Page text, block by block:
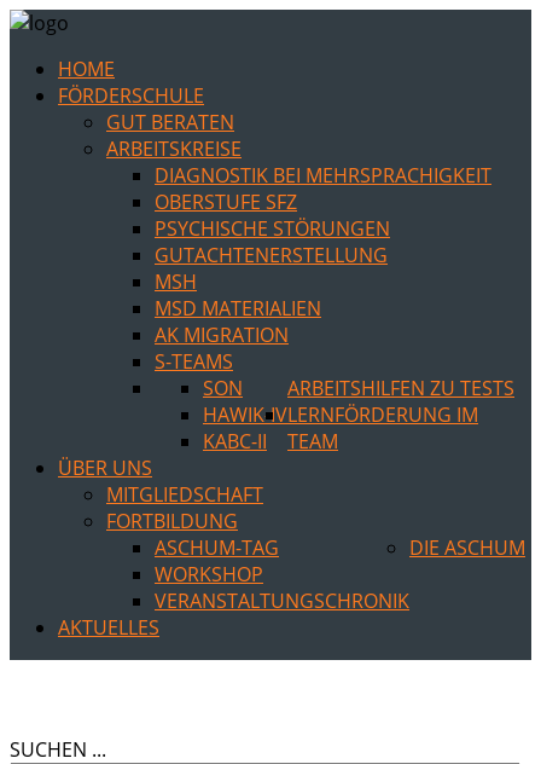
HOME
FÖRDERSCHULE
GUT BERATEN
ARBEITSKREISE
DIAGNOSTIK BEI MEHRSPRACHIGKEIT
OBERSTUFE SFZ
PSYCHISCHE STÖRUNGEN
GUTACHTENERSTELLUNG
MSH
MSD MATERIALIEN
AK MIGRATION
S-TEAMS
ARBEITSHILFEN ZU TESTS
SON
HAWIK-IV
KABC-II
LERNFÖRDERUNG IM
TEAM
ÜBER UNS
MITGLIEDSCHAFT
FORTBILDUNG
ASCHUM-TAG
WORKSHOP
VERANSTALTUNGSCHRONIK
DIE ASCHUM
AKTUELLES
SUCHEN ...